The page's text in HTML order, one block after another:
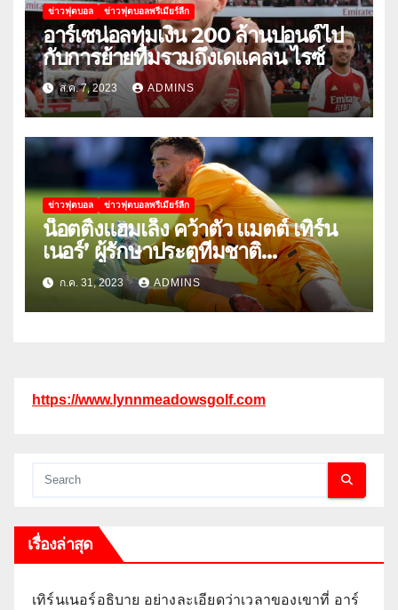
ข่าวฟุตบอล ข่าวฟุตบอลพรีเมียร์ลีก
อาร์เซน่อลทุ่มเงิน 200 ล้านปอนด์ไป
กับการย้ายทีมรวมถึงเดแคลน ไรซ์
ส.ค. 7, 2023 ADMINS
ข่าวฟุตบอล ข่าวฟุตบอลพรีเมียร์ลีก
น็อตติ้งแฮมเล็ง คว้าตัว แมตต์ เทิร์น
เนอร์’ ผู้รักษาประตูทีมชาติ
สหรัฐอเมริกา
ก.ค. 31, 2023 ADMINS
https://www.lynnmeadowsgolf.com
เรื่องล่าสุด
เทิร์นเนอร์อธิบาย อย่างละเอียดว่าเวลาของเขาที่ อาร์